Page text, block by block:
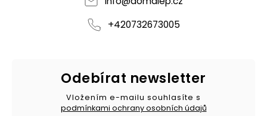
+420732673005
Odebírat newsletter
Vložením e-mailu souhlasíte s
podmínkami ochrany osobních údajů